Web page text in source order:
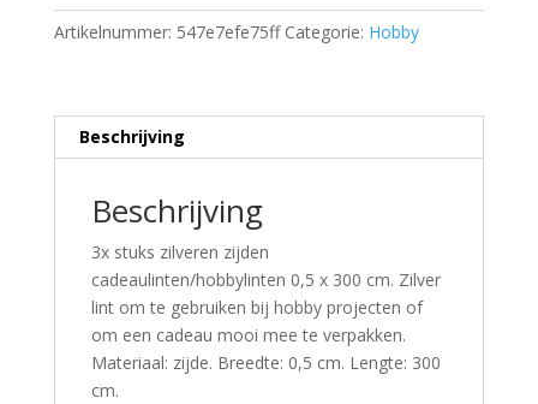
Artikelnummer: 547e7efe75ff Categorie: Hobby
Beschrijving
Beschrijving
3x stuks zilveren zijden
cadeaulinten/hobbylinten 0,5 x 300 cm. Zilver
lint om te gebruiken bij hobby projecten of
om een cadeau mooi mee te verpakken.
Materiaal: zijde. Breedte: 0,5 cm. Lengte: 300
cm.